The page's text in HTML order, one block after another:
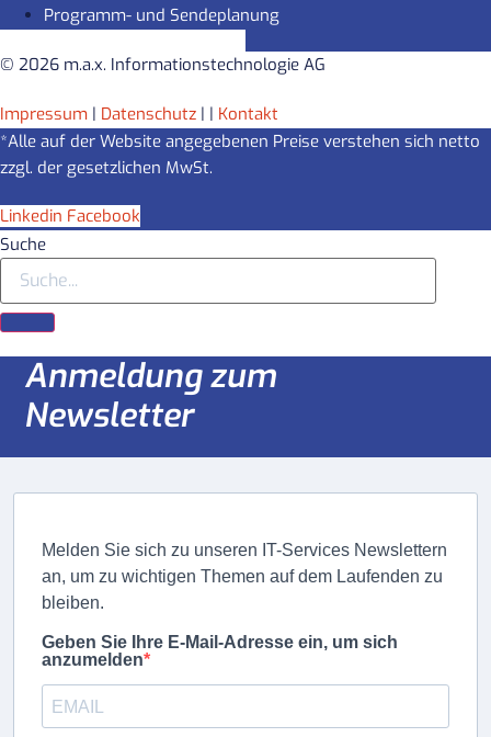
Programm- und Sendeplanung
© 2026 m.a.x. Informationstechnologie AG
Impressum | Datenschutz | | Kontakt
*Alle auf der Website angegebenen Preise verstehen sich netto
zzgl. der gesetzlichen MwSt.
Linkedin Facebook
Suche
Anmeldung zum
Newsletter
Melden Sie sich zu unseren IT-Services Newslettern
an, um zu wichtigen Themen auf dem Laufenden zu
bleiben.
Geben Sie Ihre E-Mail-Adresse ein, um sich
anzumelden